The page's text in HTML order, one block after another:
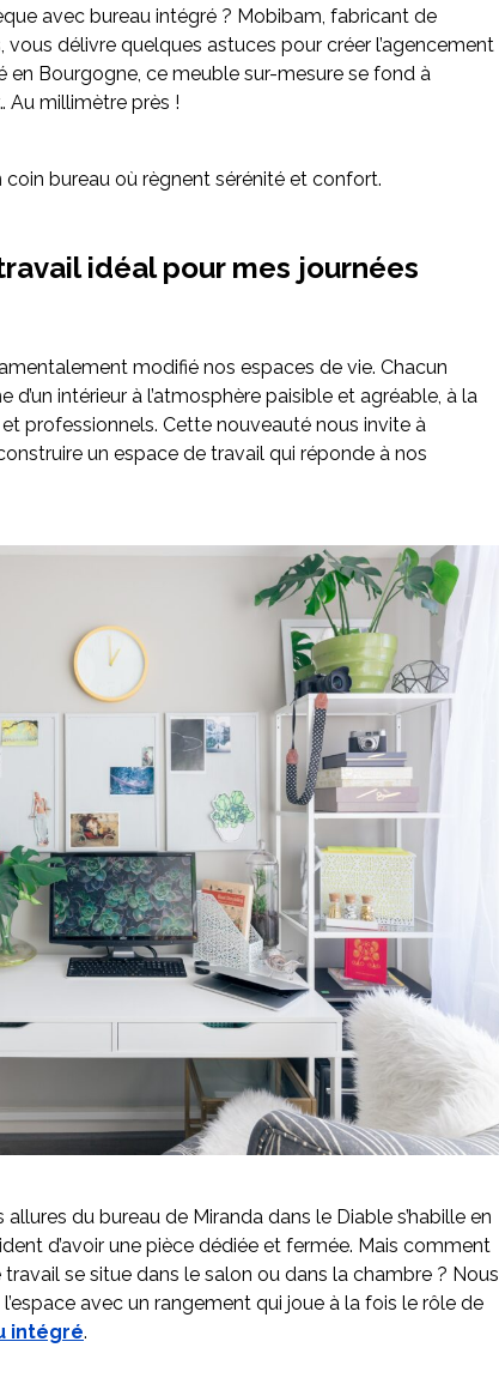
avec bureau intégré ? Mobibam, fabricant de
délivre quelques astuces pour créer l’agencement
en Bourgogne, ce meuble sur-mesure se fond à
Au millimètre près !
bureau où règnent sérénité et confort.
idéal pour mes journées
modifié nos espaces de vie. Chacun
d’un intérieur à l’atmosphère paisible et agréable, à la
professionnels. Cette nouveauté nous invite à
un espace de travail qui réponde à nos
du bureau de Miranda dans le Diable s’habille en
d’avoir une pièce dédiée et fermée. Mais comment
se situe dans le salon ou dans la chambre ? Nous
avec un rangement qui joue à la fois le rôle de
intégré.